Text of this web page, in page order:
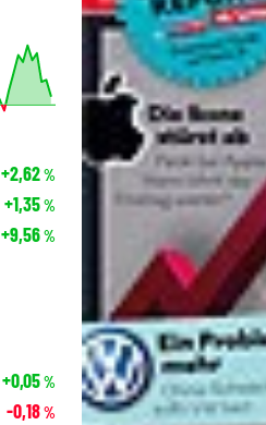
+2,62%
+1,35%
+9,56%
+0,05%
-0,18%